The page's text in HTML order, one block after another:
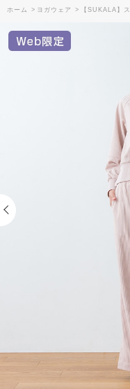
ホーム > ヨガウェア > 【SUKALA】